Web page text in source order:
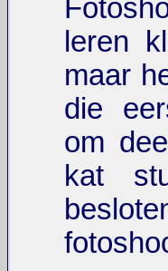
leren
maar
die
om
kat